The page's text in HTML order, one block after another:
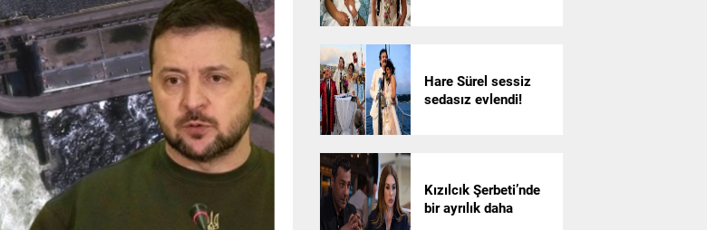
Hare Sürel sessiz
sedasız evlendi!
Kızılcık Şerbeti’nde
bir ayrılık daha